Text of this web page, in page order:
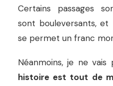
Certains passages
sont bouleversants, et
se permet un franc
Néanmoins, je ne vais
histoire est tout de